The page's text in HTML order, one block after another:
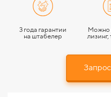
3 года гарантии
на штабелер
Можно